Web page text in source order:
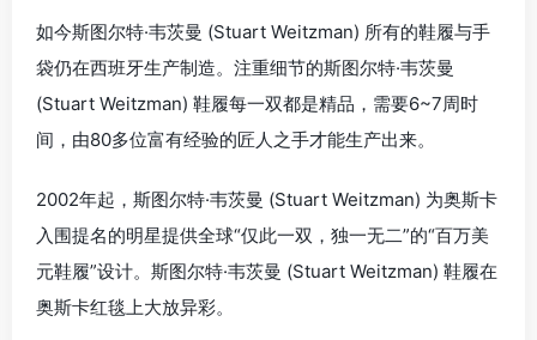
如今斯图尔特·韦茨曼 (Stuart Weitzman) 所有的鞋履与手
袋仍在西班牙生产制造。注重细节的斯图尔特·韦茨曼
(Stuart Weitzman) 鞋履每一双都是精品，需要6~7周时
间，由80多位富有经验的匠人之手才能生产出来。
2002年起，斯图尔特·韦茨曼 (Stuart Weitzman) 为奥斯卡
入围提名的明星提供全球“仅此一双，独一无二”的“百万美
元鞋履”设计。斯图尔特·韦茨曼 (Stuart Weitzman) 鞋履在
奥斯卡红毯上大放异彩。